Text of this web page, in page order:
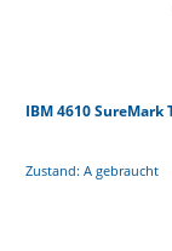
IBM 4610 SureMark
Zustand: A gebraucht